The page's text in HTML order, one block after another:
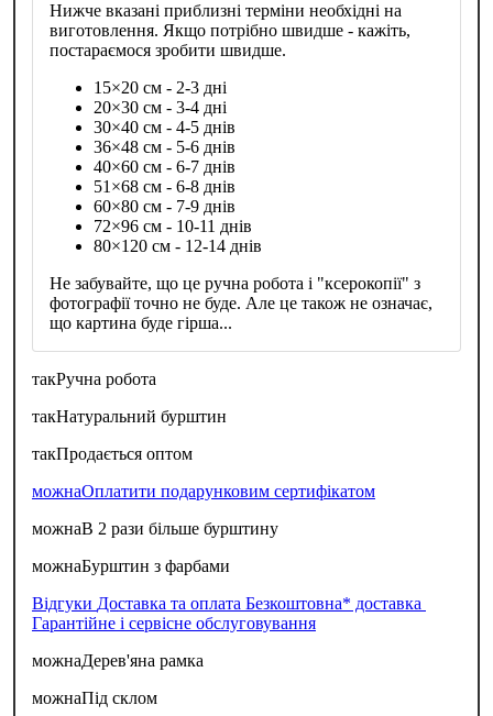
Нижче вказані приблизні терміни необхідні на
виготовлення. Якщо потрібно швидше - кажіть,
постараємося зробити швидше.
15×20 см - 2-3 дні
20×30 см - 3-4 дні
30×40 см - 4-5 днів
36×48 см - 5-6 днів
40×60 см - 6-7 днів
51×68 см - 6-8 днів
60×80 см - 7-9 днів
72×96 см - 10-11 днів
80×120 см - 12-14 днів
Не забувайте, що це ручна робота і "ксерокопії" з
фотографії точно не буде. Але це також не означає,
що картина буде гірша...
такРучна робота
такНатуральний бурштин
такПродається оптом
можнаОплатити подарунковим сертифікатом
можнаВ 2 рази більше бурштину
можнаБурштин з фарбами
Відгуки Доставка та оплата Безкоштовна* доставка
Гарантійне і сервісне обслуговування
можнаДерев'яна рамка
можнаПід склом